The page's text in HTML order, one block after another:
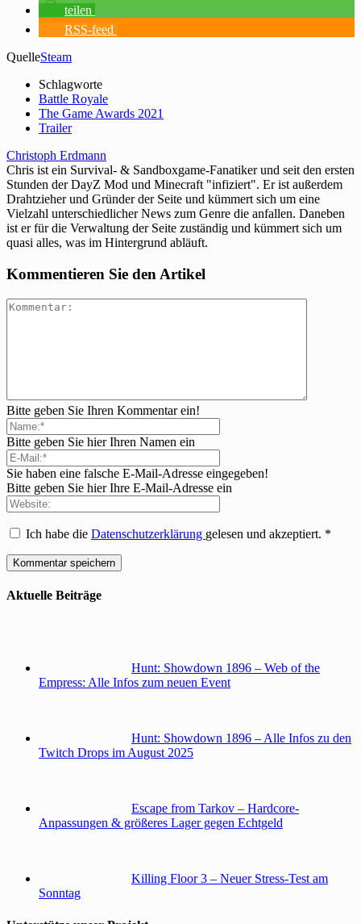
teilen
RSS-feed
QuelleSteam
Schlagworte
Battle Royale
The Game Awards 2021
Trailer
Christoph Erdmann
Chris ist ein Survival- & Sandboxgame-Fanatiker und seit den ersten
Stunden der DayZ Mod und Minecraft "infiziert". Er ist außerdem
Drahtzieher und Gründer der Seite und kümmert sich um eine
Vielzahl unterschiedlicher News zum Genre die anfallen. Daneben
ist er für die Verwaltung der Seite zuständig und kümmert sich um
quasi alles, was im Hintergrund abläuft.
Kommentieren Sie den Artikel
Bitte geben Sie Ihren Kommentar ein!
Bitte geben Sie hier Ihren Namen ein
Sie haben eine falsche E-Mail-Adresse eingegeben!
Bitte geben Sie hier Ihre E-Mail-Adresse ein
Ich habe die Datenschutzerklärung gelesen und akzeptiert. *
Aktuelle Beiträge
Hunt: Showdown 1896 – Web of the
Empress: Alle Infos zum neuen Event
Hunt: Showdown 1896 – Alle Infos zu den
Twitch Drops im August 2025
Escape from Tarkov – Hardcore-
Anpassungen & größeres Lager gegen Echtgeld
Killing Floor 3 – Neuer Stress-Test am
Sonntag